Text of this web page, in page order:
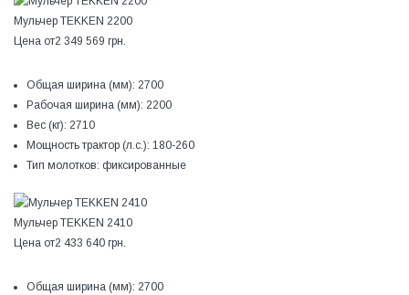
Мульчер TEKKEN 2200
Цена от2 349 569 грн.
Общая ширина (мм): 2700
Рабочая ширина (мм): 2200
Вес (кг): 2710
Мощность трактор (л.с.): 180-260
Тип молотков: фиксированные
Мульчер TEKKEN 2410
Цена от2 433 640 грн.
Общая ширина (мм): 2700